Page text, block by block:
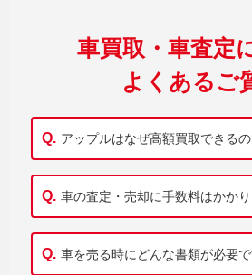
車買取・車査定
よくあるご
アップルはなぜ高額買取できる
車の査定・売却に手数料はかか
車を売る時にどんな書類が必要で